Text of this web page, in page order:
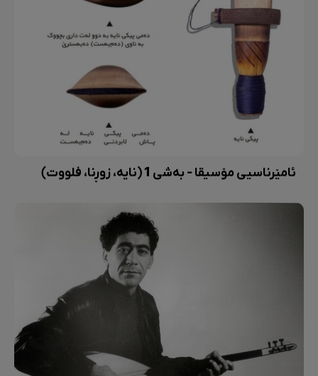
ئامێرناسیی مۆسیقا - بەشی 1 (نایە، زوڕنا، فلووت)